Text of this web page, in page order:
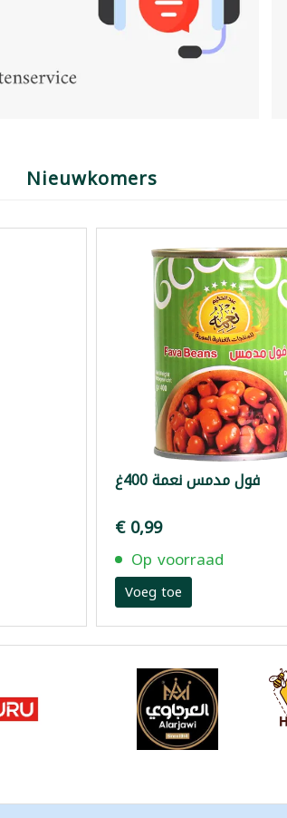
Nieuwkomers
فول مدمس نعمة 400غ
€ 0,99
Op voorraad
Voeg toe